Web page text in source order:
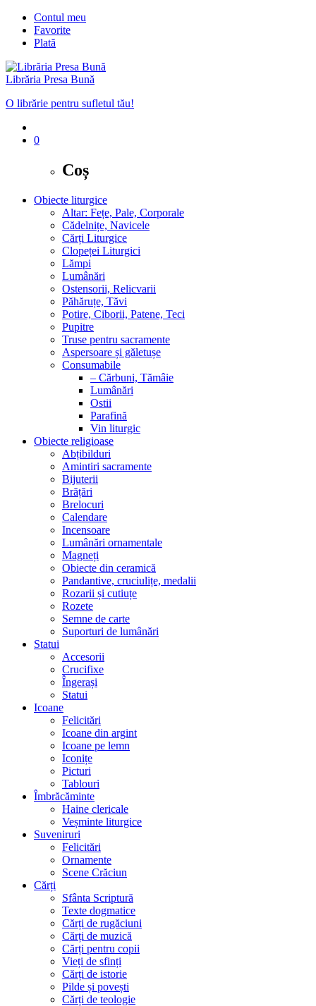
Contul meu
Favorite
Plată
Librăria Presa Bună
O librărie pentru sufletul tău!
0
Coș
Obiecte liturgice
Altar: Fețe, Pale, Corporale
Cădelnițe, Navicele
Cărți Liturgice
Clopeței Liturgici
Lămpi
Lumânări
Ostensorii, Relicvarii
Păhăruțe, Tăvi
Potire, Ciborii, Patene, Teci
Pupitre
Truse pentru sacramente
Aspersoare și găletușe
Consumabile
– Cărbuni, Tămâie
Lumânări
Ostii
Parafină
Vin liturgic
Obiecte religioase
Abțibilduri
Amintiri sacramente
Bijuterii
Brățări
Brelocuri
Calendare
Incensoare
Lumânări ornamentale
Magneți
Obiecte din ceramică
Pandantive, cruciulițe, medalii
Rozarii și cutiuțe
Rozete
Semne de carte
Suporturi de lumânări
Statui
Accesorii
Crucifixe
Îngerași
Statui
Icoane
Felicitări
Icoane din argint
Icoane pe lemn
Iconițe
Picturi
Tablouri
Îmbrăcăminte
Haine clericale
Veșminte liturgice
Suveniruri
Felicitări
Ornamente
Scene Crăciun
Cărți
Sfânta Scriptură
Texte dogmatice
Cărți de rugăciuni
Cărți de muzică
Cărți pentru copii
Vieți de sfinți
Cărți de istorie
Pilde și povești
Cărți de teologie